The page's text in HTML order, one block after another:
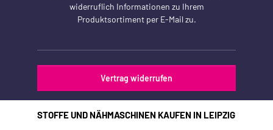
widerruflich Informationen zu Ihrem
Produktsortiment per E-Mail zu.
Vertrag widerrufen
STOFFE UND NÄHMASCHINEN KAUFEN IN LEIPZIG